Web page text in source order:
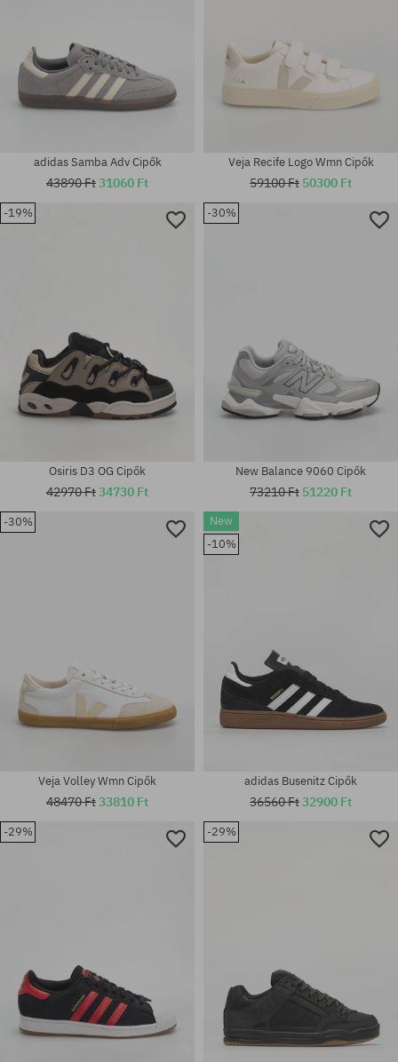
adidas Samba Adv Cipők
43890 Ft31060 Ft
Elérhető méretek:
36; 37; 37.5; 38; 38.5; 39; 40;
Veja Recife Logo Wmn Cipők
59100 Ft 50300 Ft
-19%
Osiris D3 OG Cipők
42970 Ft34730 Ft
-30%
Elérhető méretek:
New Balance 9060 Cipők
73210 Ft 51220 Ft
-30%
Veja Volley Wmn Cipők
48470 Ft33810 Ft
New
-10%
adidas Busenitz Cipők
36560 Ft32900 Ft
-29% -29%